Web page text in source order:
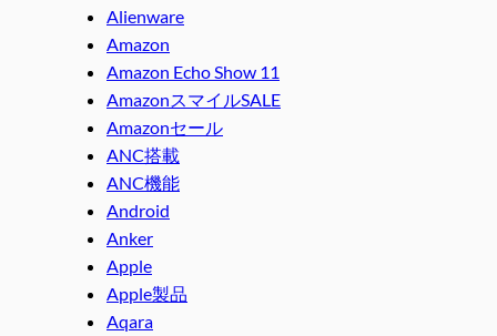
Alienware
Amazon
Amazon Echo Show 11
AmazonスマイルSALE
Amazonセール
ANC搭載
ANC機能
Android
Anker
Apple
Apple製品
Aqara